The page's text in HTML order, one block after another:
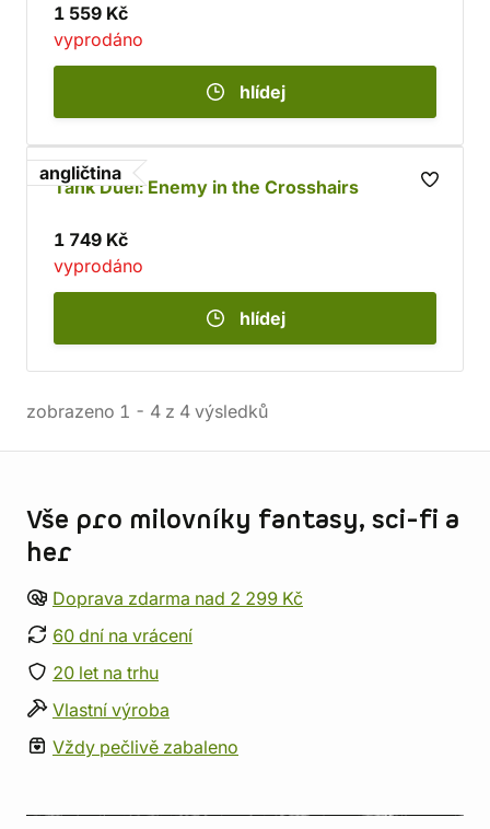
1 559 Kč
vyprodáno
hlídej
angličtina
Tank Duel: Enemy in the Crosshairs
1 749 Kč
vyprodáno
hlídej
zobrazeno 1 - 4 z 4 výsledků
Vše pro milovníky fantasy, sci-fi a
her
Doprava zdarma nad 2 299 Kč
60 dní na vrácení
20 let na trhu
Vlastní výroba
Vždy pečlivě zabaleno